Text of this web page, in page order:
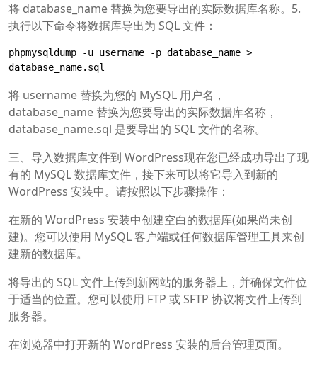
将 database_name 替换为您要导出的实际数据库名称。5.
执行以下命令将数据库导出为 SQL 文件：
phpmysqldump -u username -p database_name >
database_name.sql
将 username 替换为您的 MySQL 用户名，
database_name 替换为您要导出的实际数据库名称，
database_name.sql 是要导出的 SQL 文件的名称。
三、导入数据库文件到 WordPress现在您已经成功导出了现
有的 MySQL 数据库文件，接下来可以将它导入到新的
WordPress 安装中。请按照以下步骤操作：
在新的 WordPress 安装中创建空白的数据库(如果尚未创
建)。您可以使用 MySQL 客户端或任何数据库管理工具来创
建新的数据库。
将导出的 SQL 文件上传到新网站的服务器上，并确保文件位
于适当的位置。您可以使用 FTP 或 SFTP 协议将文件上传到
服务器。
在浏览器中打开新的 WordPress 安装的后台管理页面。